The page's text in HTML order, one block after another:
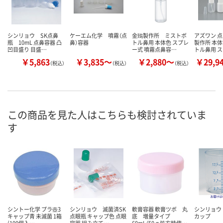
シンリョウ SK点鼻
瓶 10mL 点鼻容器 凸
凹目盛り 目盛…
￥5,863（税込）
ケーエム化学 噴霧（点
鼻）容器
￥3,835～（税込）
金鵄製作所 ミストボ
トル鼻用 本体色 スプレ
ー式 噴霧点鼻容…
￥2,880～（税込）
アズワン
製作所 本
トル鼻用
￥
この商品を見た人はこちらも検討されていま
す
シントー化学 プラ壺3
キャップ青 未滅菌 1箱
シンリョウ 滅菌済SK
点眼瓶 キャップ色 点眼
軟膏容器 軟膏ツボ 丸
底 増量タイプ
シンリョ
カップ